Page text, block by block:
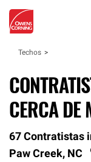
Techos
CERCA
67 Contratistas
Paw Creek, NC